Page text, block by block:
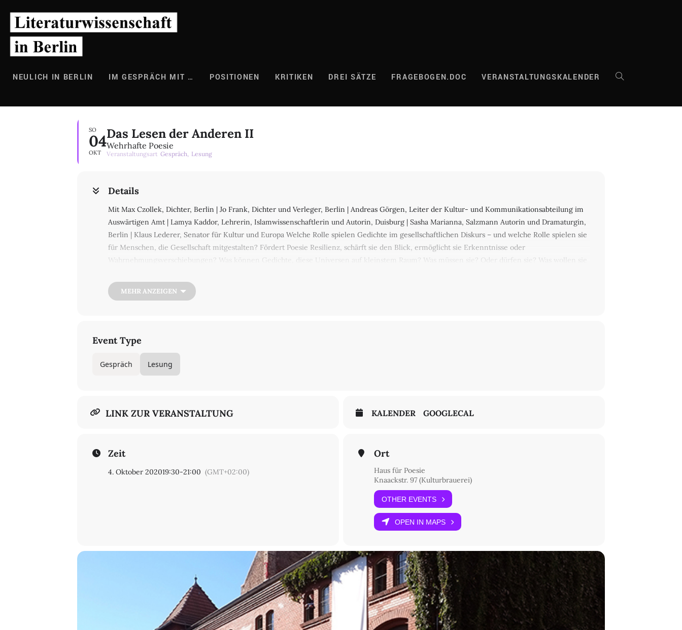
Inhalt
springen
NEULICH IN BERLIN IM GESPRÄCH MIT … POSITIONEN KRITIKEN DREI SÄTZE FRAGEBOGEN.DOC VERANSTALTUNGSKALENDER WEBSITE-
SO
04
OKT
Das Lesen der Anderen II
Wehrhafte Poesie
Veranstaltungsart Gespräch, Lesung
Details
Mit Max Czollek, Dichter, Berlin | Jo Frank, Dichter und Verleger, Berlin | Andreas Görgen, Leiter der Kultur- und Kommunikationsabteilung im
Auswärtigen Amt | Lamya Kaddor, Lehrerin, Islamwissenschaftlerin und Autorin, Duisburg | Sasha Marianna, Salzmann Autorin und Dramaturgin,
Berlin | Klaus Lederer, Senator für Kultur und Europa Welche Rolle spielen Gedichte im gesellschaftlichen Diskurs – und welche Rolle spielen sie
für Menschen, die Gesellschaft mitgestalten? Fördert Poesie Resilienz, schärft sie den Blick, ermöglicht sie Erkenntnisse oder
Wahrnehmungsverschiebungen? Was können Gedichte, diese Universen auf kleinstem Raum? Was müssen sie? Oder dürfen sie? Was wollen sie
Arbeiten, ihrem Gestalten begleitet, das für sie Wehrhaftigkeit bedeutet – ihnen Kraft gibt, sie irritiert, sie inspiriert, ein Gedicht zum Aufdrehen
und gegen das Leiserdrehen. Im Rahmen der Tage der Jüdisch-Muslimischen Leitkultur tdjml.org
MEHR ANZEIGEN
Event Type
Gespräch Lesung
LINK ZUR VERANSTALTUNG KALENDER GOOGLECAL
Zeit
4. Oktober 202019:30-21:00 (GMT+02:00)
Ort
Haus für Poesie
Knaackstr. 97 (Kulturbrauerei)
OTHER EVENTS
OPEN IN MAPS